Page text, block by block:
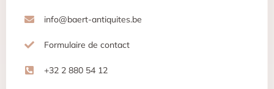
info@baert-antiquites.be
Formulaire de contact
+32 2 880 54 12